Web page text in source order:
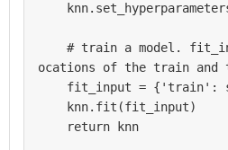
ocations of the train and